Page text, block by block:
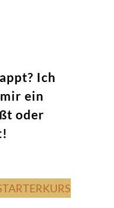
Ich
ein
oder